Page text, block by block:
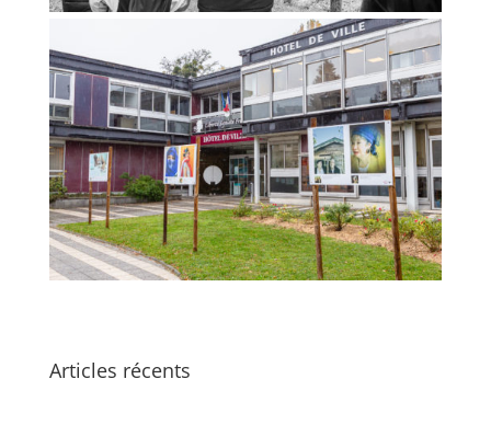
Articles récents